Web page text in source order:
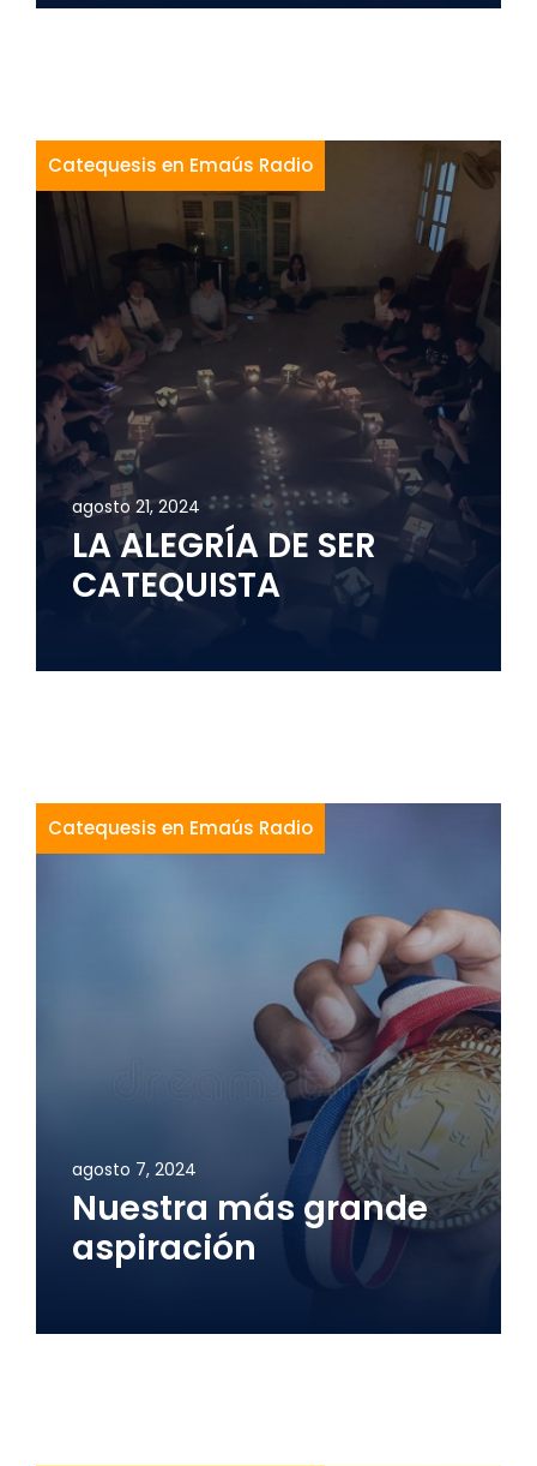
Catequesis en Emaús Radio
agosto 21, 2024
LA ALEGRÍA DE SER
CATEQUISTA
Catequesis en Emaús Radio
agosto 7, 2024
Nuestra más grande
aspiración